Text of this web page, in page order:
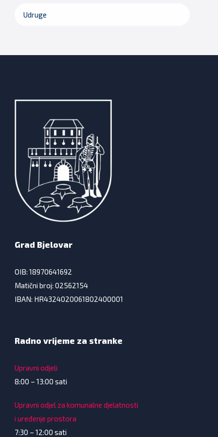
Udruge
Grad Bjelovar
OIB: 18970641692
Matični broj: 02562154
IBAN: HR4324020061802400001
Radno vrijeme za stranke
Upravni odjeli
8:00 – 13:00 sati
Upravni odjel za komunalne djelatnosti
i uređenje prostora
7:30 – 12:00 sati